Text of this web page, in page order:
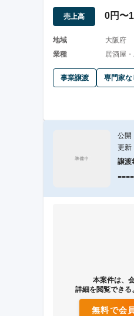
売上高 0円〜
地域
大阪府
業種
居酒屋
事業譲渡 専門家な
公開
更新
譲渡
本案件は、
詳細を閲覧できる
無料で会